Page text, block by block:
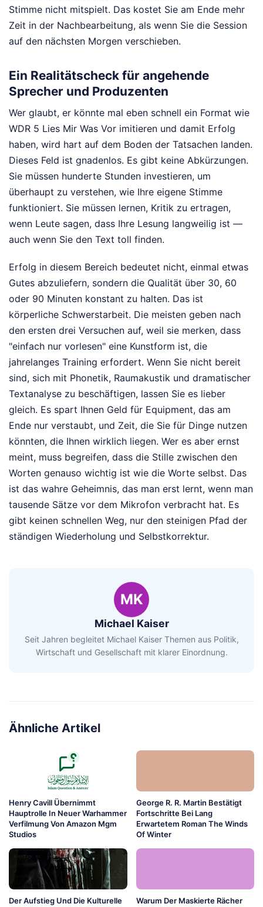
Stimme nicht mitspielt. Das kostet Sie am Ende mehr
Zeit in der Nachbearbeitung, als wenn Sie die Session
auf den nächsten Morgen verschieben.
Ein Realitätscheck für angehende
Sprecher und Produzenten
Wer glaubt, er könnte mal eben schnell ein Format wie
WDR 5 Lies Mir Was Vor imitieren und damit Erfolg
haben, wird hart auf dem Boden der Tatsachen landen.
Dieses Feld ist gnadenlos. Es gibt keine Abkürzungen.
Sie müssen hunderte Stunden investieren, um
überhaupt zu verstehen, wie Ihre eigene Stimme
funktioniert. Sie müssen lernen, Kritik zu ertragen,
wenn Leute sagen, dass Ihre Lesung langweilig ist —
auch wenn Sie den Text toll finden.
Erfolg in diesem Bereich bedeutet nicht, einmal etwas
Gutes abzuliefern, sondern die Qualität über 30, 60
oder 90 Minuten konstant zu halten. Das ist
körperliche Schwerstarbeit. Die meisten geben nach
den ersten drei Versuchen auf, weil sie merken, dass
"einfach nur vorlesen" eine Kunstform ist, die
jahrelanges Training erfordert. Wenn Sie nicht bereit
sind, sich mit Phonetik, Raumakustik und dramatischer
Textanalyse zu beschäftigen, lassen Sie es lieber
gleich. Es spart Ihnen Geld für Equipment, das am
Ende nur verstaubt, und Zeit, die Sie für Dinge nutzen
könnten, die Ihnen wirklich liegen. Wer es aber ernst
meint, muss begreifen, dass die Stille zwischen den
Worten genauso wichtig ist wie die Worte selbst. Das
ist das wahre Geheimnis, das man erst lernt, wenn man
tausende Sätze vor dem Mikrofon verbracht hat. Es
gibt keinen schnellen Weg, nur den steinigen Pfad der
ständigen Wiederholung und Selbstkorrektur.
MK
Michael Kaiser
Seit Jahren begleitet Michael Kaiser Themen aus Politik,
Wirtschaft und Gesellschaft mit klarer Einordnung.
Ähnliche Artikel
Henry Cavill Übernimmt
Hauptrolle In Neuer Warhammer
Verfilmung Von Amazon Mgm
Studios
George R. R. Martin Bestätigt
Fortschritte Bei Lang
Erwartetem Roman The Winds
Of Winter
Der Aufstieg Und Die Kulturelle
Warum Der Maskierte Rächer